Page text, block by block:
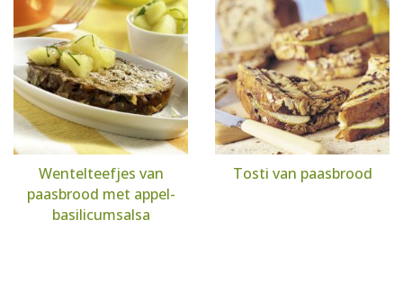
Wentelteefjes van
paasbrood met appel-
basilicumsalsa
Tosti van paasbrood